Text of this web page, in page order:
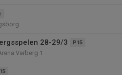
28-29/3 P15
Varberg 1